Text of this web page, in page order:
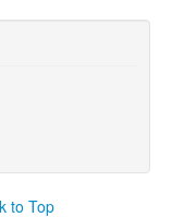
to Top